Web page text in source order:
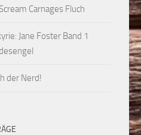
Scream Carnages Fluch
Jane Foster Band 1
der Nerd!